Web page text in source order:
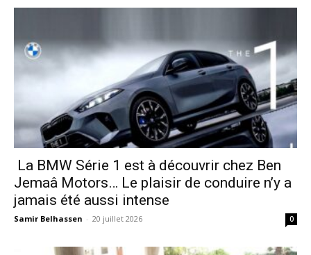
La BMW Série 1 est à découvrir chez Ben
Jemaâ Motors… Le plaisir de conduire n’y a
jamais été aussi intense
Samir Belhassen - 20 juillet 2026 0